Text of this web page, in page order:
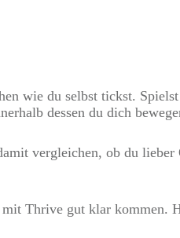
wie du selbst tickst.
dessen du dich
vergleichen, ob du
Thrive gut klar kommen.